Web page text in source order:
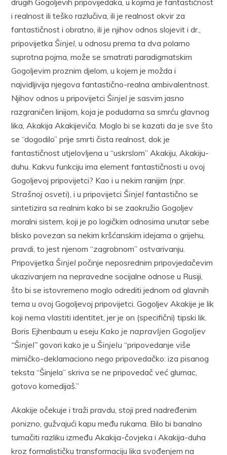
i realnost ili teško razlučiva, ili je realnost okvir za
fantastičnost i obratno, ili je njihov odnos slojevit i dr.,
pripovijetkaŠinjel , u odnosu prema ta dva polarno
suprotna pojma, može se smatrati paradigmatskim
Gogoljevim proznim djelom, u kojem je možda i
najvidljivija njegova fantastično-realna ambivalentnost.
Njihov odnos u pripovijetciŠinjel je sasvim jasno
razgraničen linijom, koja je podudarna sa smrću glavnog
lika, Akakija Akakijeviča. Moglo bi se kazati da je sve što
se “dogodilo” prije smrti čista realnost, dok je
fantastičnost utjelovljena u “uskrslom” Akakiju, Akakiju-
duhu. Kakvu funkciju ima element fantastičnosti u ovoj
Gogoljevoj pripovijetci? Kao i u nekim ranijim (npr.
Strašnoj osveti), i u pripovijetciŠinjel fantastično se
sintetizira sa realnim kako bi se zaokružio Gogoljev
moralni sistem, koji je po logičkim odnosima unutar sebe
blisko povezan sa nekim kršćanskim idejama o grijehu,
pravdi, to jest njenom “zagrobnom” ostvarivanju.
PripovijetkaŠinjel počinje neposrednim pripovjedačevim
ukazivanjem na nepravedne socijalne odnose u Rusiji,
što bi se istovremeno moglo odrediti jednom od glavnih
tema u ovoj Gogoljevoj pripovijetci. Gogoljev Akakije je lik
koji nema vlastiti identitet, jer je on (specifični) tipski lik.
Boris Ejhenbaum u eseju Kako je napravljen Gogoljev
“Šinjel” govori kako je uŠinjelu “pripovedanje više
mimičko-deklamaciono nego pripovedačko: iza pisanog
teksta “Šinjela” skriva se ne pripovedač već glumac,
gotovo komedijaš.”
Akakije očekuje i traži pravdu, stoji pred nadređenim
ponizno, gužvajući kapu među rukama. Bilo bi banalno
tumačiti razliku između Akakija-čovjeka i Akakija-duha
kroz formalističku transformaciju lika svođenjem na